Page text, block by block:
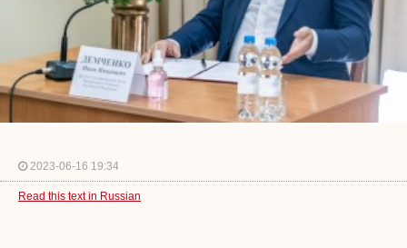
2023-06-16 19:34
Read this text in Russian